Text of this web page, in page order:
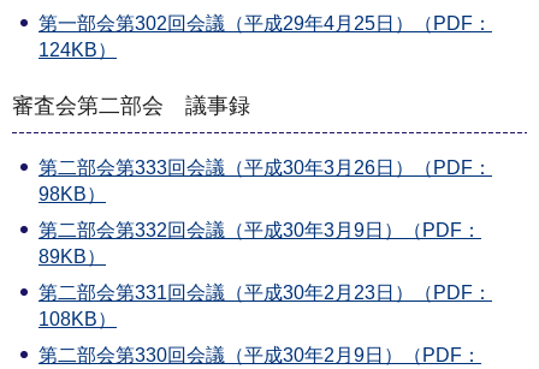
第一部会第302回会議（平成29年4月25日）（PDF：
124KB）
審査会第二部会 議事録
第二部会第333回会議（平成30年3月26日）（PDF：
98KB）
第二部会第332回会議（平成30年3月9日）（PDF：
89KB）
第二部会第331回会議（平成30年2月23日）（PDF：
108KB）
第二部会第330回会議（平成30年2月9日）（PDF：